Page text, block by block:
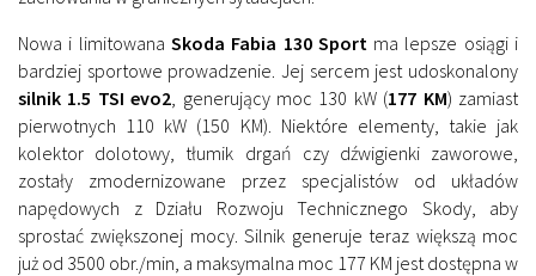
Nowa i limitowana Skoda Fabia 130 Sport ma lepsze osiągi i
bardziej sportowe prowadzenie. Jej sercem jest udoskonalony
silnik 1.5 TSI evo2 , generujący moc 130 kW (177 KM) zamiast
pierwotnych 110 kW (150 KM). Niektóre elementy, takie jak
kolektor dolotowy, tłumik drgań czy dźwigienki zaworowe,
zostały zmodernizowane przez specjalistów od układów
napędowych z Działu Rozwoju Technicznego Skody, aby
sprostać zwiększonej mocy. Silnik generuje teraz większą moc
już od 3500 obr./min, a maksymalna moc 177 KM jest dostępna w